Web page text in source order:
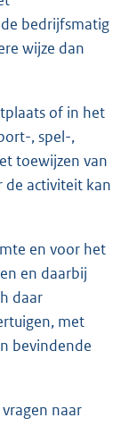
bedrijfsmatig
wijze dan
of in het
, spel-,
toewijzen van
de activiteit kan
en voor het
en daarbij
daar
met
bevindende
naar